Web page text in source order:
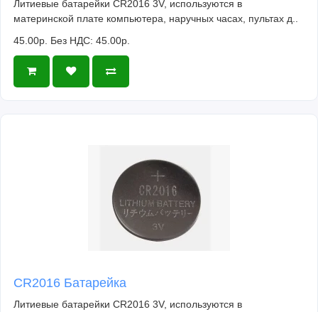
Литиевые батарейки CR2016 3V, используются в
материнской плате компьютера, наручных часах, пультах д..
45.00р. Без НДС: 45.00р.
CR2016 Батарейка
Литиевые батарейки CR2016 3V, используются в